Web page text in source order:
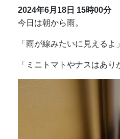
2024年6月18日 15時00分
今日は朝から雨。
「雨が線みたいに見えるよ」
「ミニトマトやナスはあり